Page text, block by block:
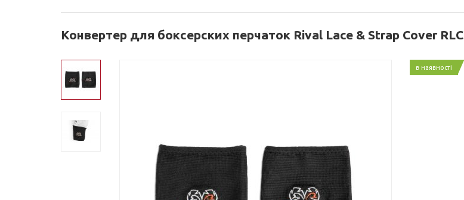
Конвертер для боксерских перчаток Rival Lace & Strap Cover RLC
в наявності